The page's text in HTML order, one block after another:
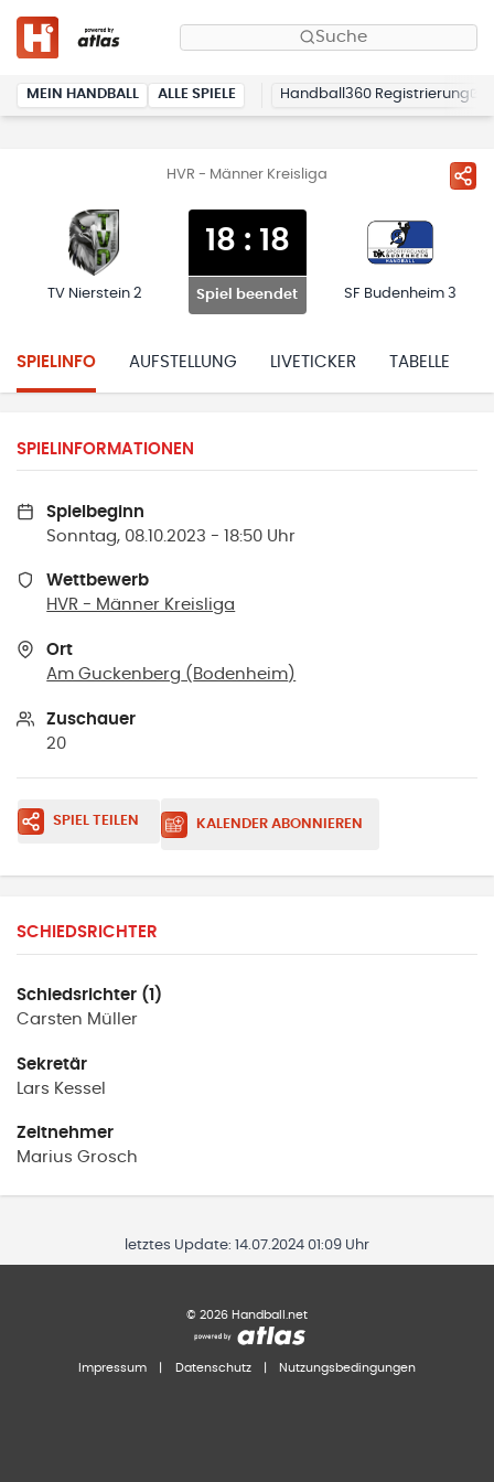
Suche
MEIN HANDBALL ALLE SPIELE Handball360 Registrierung
HVR - Männer Kreisliga
TV Nierstein 2
18 : 18
Spiel beendet SF Budenheim 3
SPIELINFO AUFSTELLUNG LIVETICKER TABELLE
SPIELINFORMATIONEN
Spielbeginn
Sonntag, 08.10.2023 - 18:50 Uhr
Wettbewerb
HVR - Männer Kreisliga
Ort
Am Guckenberg ( Bodenheim)
Zuschauer
20
SPIEL TEILEN KALENDER ABONNIEREN
SCHIEDSRICHTER
Schiedsrichter (1)
Carsten Müller
Sekretär
Lars Kessel
Zeitnehmer
Marius Grosch
letztes Update: 14.07.2024 01:09 Uhr
© 2026 Handball.net
Impressum Datenschutz Nutzungsbedingungen